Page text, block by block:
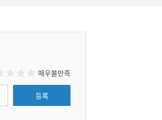
매우불만족
등록